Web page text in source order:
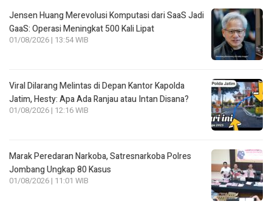
Jensen Huang Merevolusi Komputasi dari SaaS Jadi
GaaS: Operasi Meningkat 500 Kali Lipat
01/08/2026 | 13:54 WIB
Viral Dilarang Melintas di Depan Kantor Kapolda
Jatim, Hesty: Apa Ada Ranjau atau Intan Disana?
01/08/2026 | 12:16 WIB
Marak Peredaran Narkoba, Satresnarkoba Polres
Jombang Ungkap 80 Kasus
01/08/2026 | 11:01 WIB